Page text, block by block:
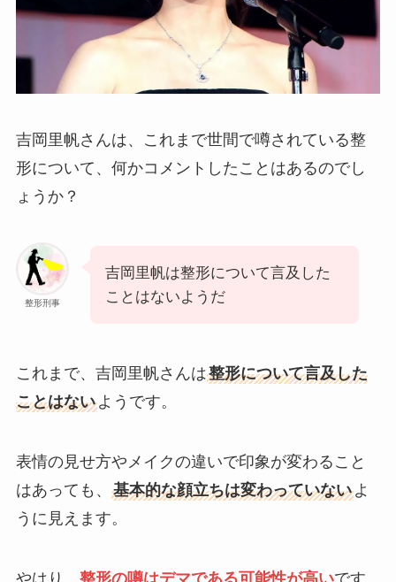
吉岡里帆さんは、これまで世間で噂されている整
形について、何かコメントしたことはあるのでし
ょうか？
整形刑事
吉岡里帆は整形について言及した
ことはないようだ
これまで、吉岡里帆さんは整形について言及した
ことはないようです。
表情の見せ方やメイクの違いで印象が変わること
はあっても、 基本的な顔立ちは変わっていないよ
うに見えます。
やはり、 整形の噂はデマである可能性が高いです